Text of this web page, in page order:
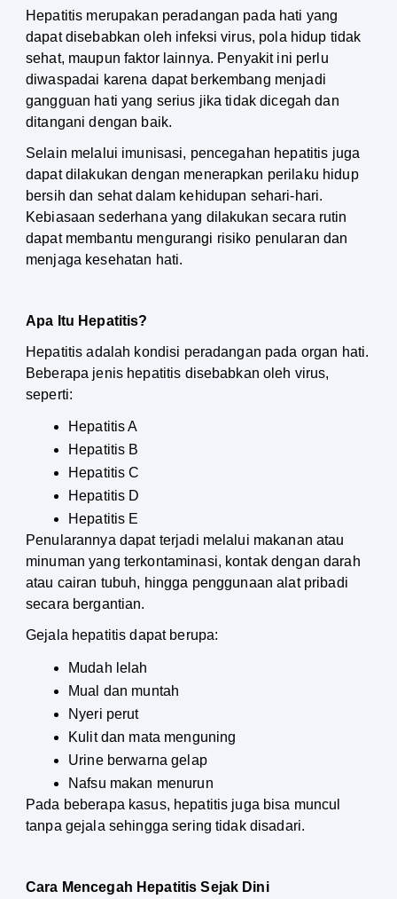
Hepatitis merupakan peradangan pada hati yang
dapat disebabkan oleh infeksi virus, pola hidup tidak
sehat, maupun faktor lainnya. Penyakit ini perlu
diwaspadai karena dapat berkembang menjadi
gangguan hati yang serius jika tidak dicegah dan
ditangani dengan baik.
Selain melalui imunisasi, pencegahan hepatitis juga
dapat dilakukan dengan menerapkan perilaku hidup
bersih dan sehat dalam kehidupan sehari-hari.
Kebiasaan sederhana yang dilakukan secara rutin
dapat membantu mengurangi risiko penularan dan
menjaga kesehatan hati.
Apa Itu Hepatitis?
Hepatitis adalah kondisi peradangan pada organ hati.
Beberapa jenis hepatitis disebabkan oleh virus,
seperti:
Hepatitis A
Hepatitis B
Hepatitis C
Hepatitis D
Hepatitis E
Penularannya dapat terjadi melalui makanan atau
minuman yang terkontaminasi, kontak dengan darah
atau cairan tubuh, hingga penggunaan alat pribadi
secara bergantian.
Gejala hepatitis dapat berupa:
Mudah lelah
Mual dan muntah
Nyeri perut
Kulit dan mata menguning
Urine berwarna gelap
Nafsu makan menurun
Pada beberapa kasus, hepatitis juga bisa muncul
tanpa gejala sehingga sering tidak disadari.
Cara Mencegah Hepatitis Sejak Dini